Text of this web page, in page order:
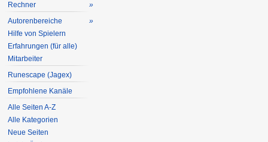
Rechner
»
Autorenbereiche
»
Hilfe von Spielern
Erfahrungen (für alle)
Mitarbeiter
Runescape (Jagex)
Empfohlene Kanäle
Alle Seiten A-Z
Alle Kategorien
Neue Seiten